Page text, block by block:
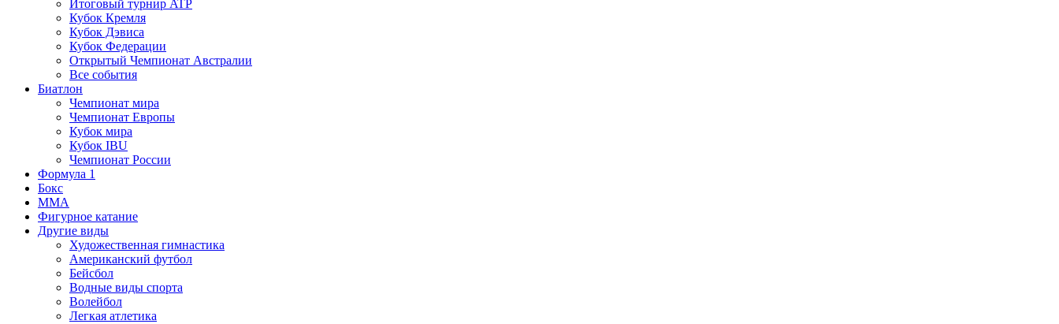
Итоговый турнир ATP
Кубок Кремля
Кубок Дэвиса
Кубок Федерации
Открытый Чемпионат Австралии
Все события
Биатлон
Чемпионат мира
Чемпионат Европы
Кубок мира
Кубок IBU
Чемпионат России
Формула 1
Бокс
MMA
Фигурное катание
Другие виды
Художественная гимнастика
Американский футбол
Бейсбол
Водные виды спорта
Волейбол
Легкая атлетика